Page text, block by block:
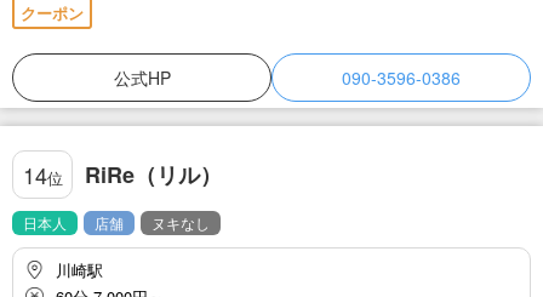
クーポン
公式HP 090-3596-0386
14位 RiRe（リル）
日本人 店舗 ヌキなし
川崎駅